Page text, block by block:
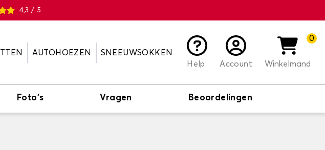
4,3 / 5
AUTOHOEZEN
SNEEUWSOKKEN
Help
Account
0
Winkelmand
Foto's Vragen Beoordelingen